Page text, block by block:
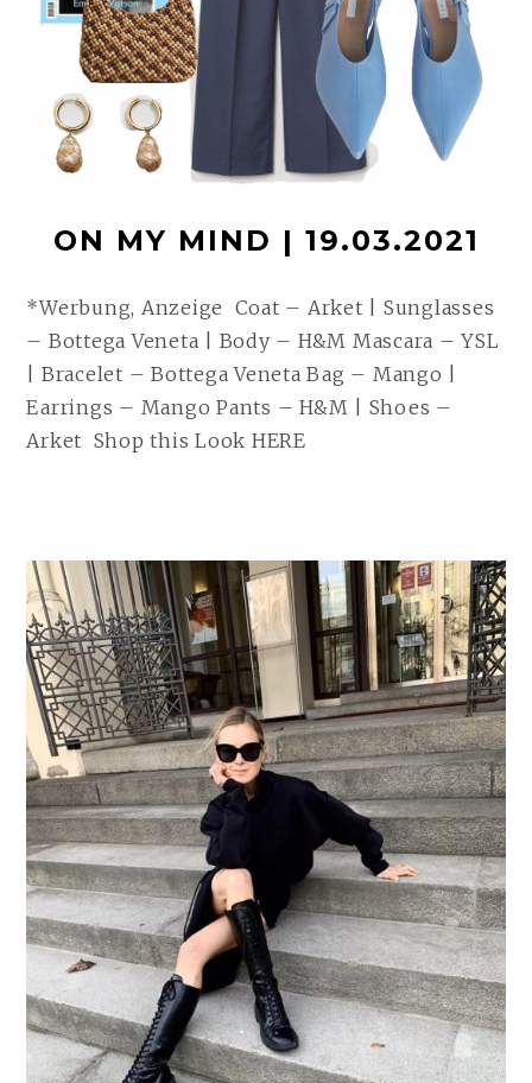
ON MY MIND | 19.03.2021
*Werbung, Anzeige Coat – Arket | Sunglasses
– Bottega Veneta | Body – H&M Mascara – YSL
| Bracelet – Bottega Veneta Bag – Mango |
Earrings – Mango Pants – H&M | Shoes –
Arket Shop this Look HERE